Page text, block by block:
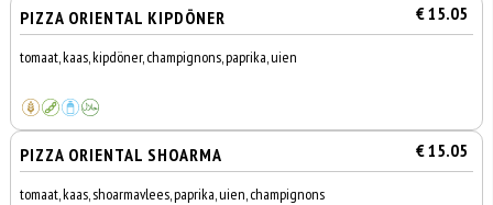
PIZZA ORIENTAL KIPDÖNER € 15.05
tomaat, kaas, kipdöner, champignons, paprika, uien
PIZZA ORIENTAL SHOARMA € 15.05
tomaat, kaas, shoarmavlees, paprika, uien, champignons